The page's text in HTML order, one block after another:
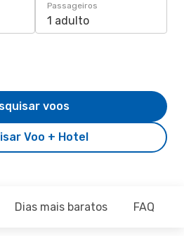
Passageiros
1 adulto
Voo + Hotel
voos
Dias mais baratos FAQ